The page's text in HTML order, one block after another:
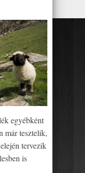
egyébként
már tesztelik,
tervezik
is